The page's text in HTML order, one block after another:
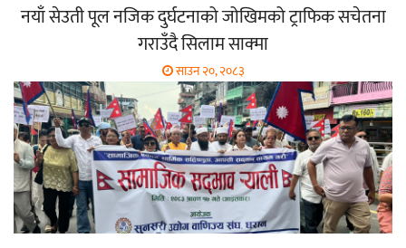
नयाँ सेउती पूल नजिक दुर्घटनाको जोखिमको ट्राफिक सचेतना
गराउँदै सिलाम साक्मा
साउन २०, २०८३